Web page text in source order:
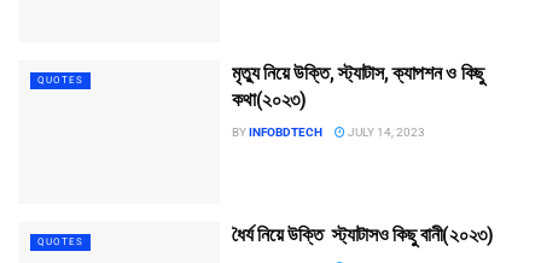
QUOTES
মৃত্যু নিয়ে উক্তি, স্ট্যাটাস, ক্যাপশন ও কিছু
কথা(২০২৩)
BYINFOBDTECH JULY 14, 2023
QUOTES ধৈর্য নিয়ে উক্তি স্ট্যাটাসও কিছু বানী(২০২৩)